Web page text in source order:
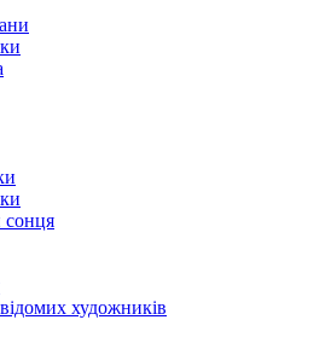
сонця
художників